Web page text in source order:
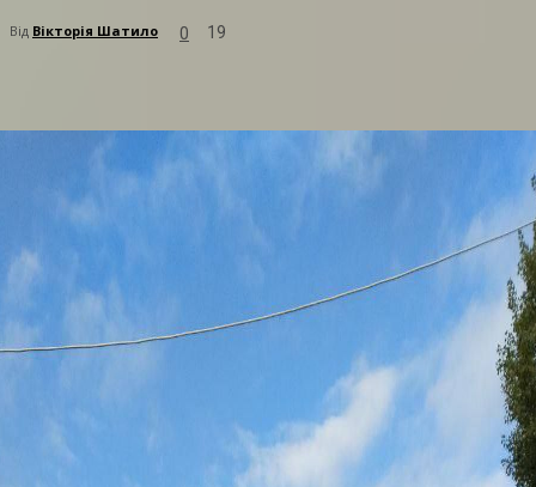
Від Вікторія Шатило 0 19